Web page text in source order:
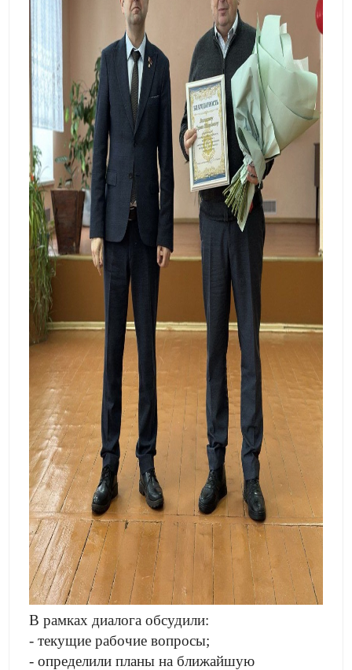
В рамках диалога обсудили:
- текущие рабочие вопросы;
- определили планы на ближайшую